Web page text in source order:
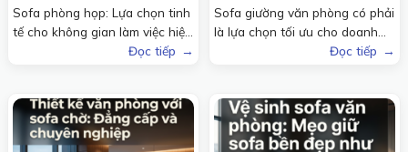
Sofa phòng họp: Lựa chọn tinh
tế cho không gian làm việc hiện
Đọc tiếp
Sofa giường văn phòng có phải
là lựa chọn tối ưu cho doanh
Đọc tiếp